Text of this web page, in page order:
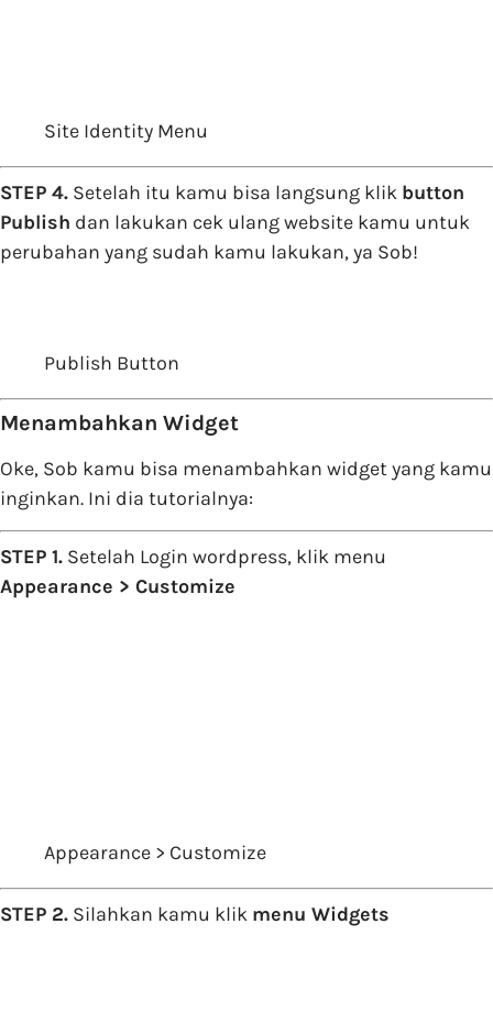
Site Identity Menu
STEP 4. Setelah itu kamu bisa langsung klik button
Publish dan lakukan cek ulang website kamu untuk
perubahan yang sudah kamu lakukan, ya Sob!
Publish Button
Menambahkan Widget
Oke, Sob kamu bisa menambahkan widget yang kamu
inginkan. Ini dia tutorialnya:
STEP 1. Setelah Login wordpress, klik menu
Appearance > Customize
Appearance > Customize
STEP 2. Silahkan kamu klik menu Widgets